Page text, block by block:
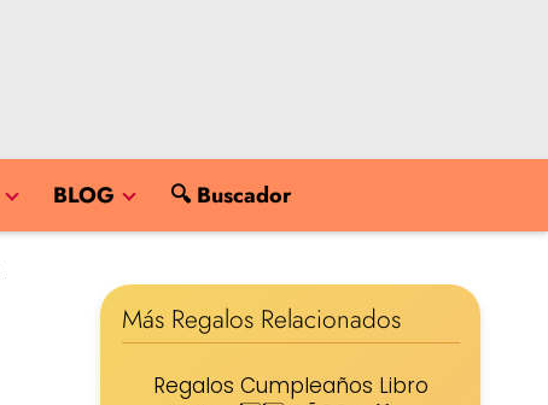
BLOG 🔍 Buscador
Más Regalos Relacionados
Regalos Cumpleaños Libro